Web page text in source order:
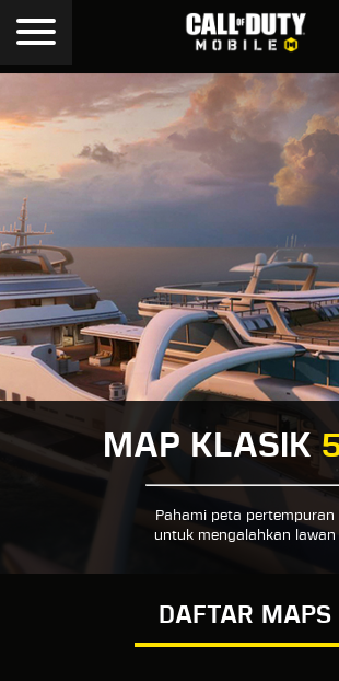
MAP KLASIK
Pahami peta pertempuran
untuk mengalahkan lawan
DAFTAR MAPS